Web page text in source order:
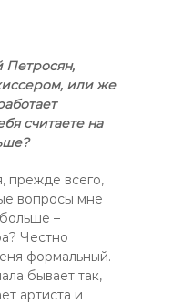
Петросян,
или же
считаете на
прежде всего,
вопросы мне
–
Честно
формальный.
бывает так,
артиста и